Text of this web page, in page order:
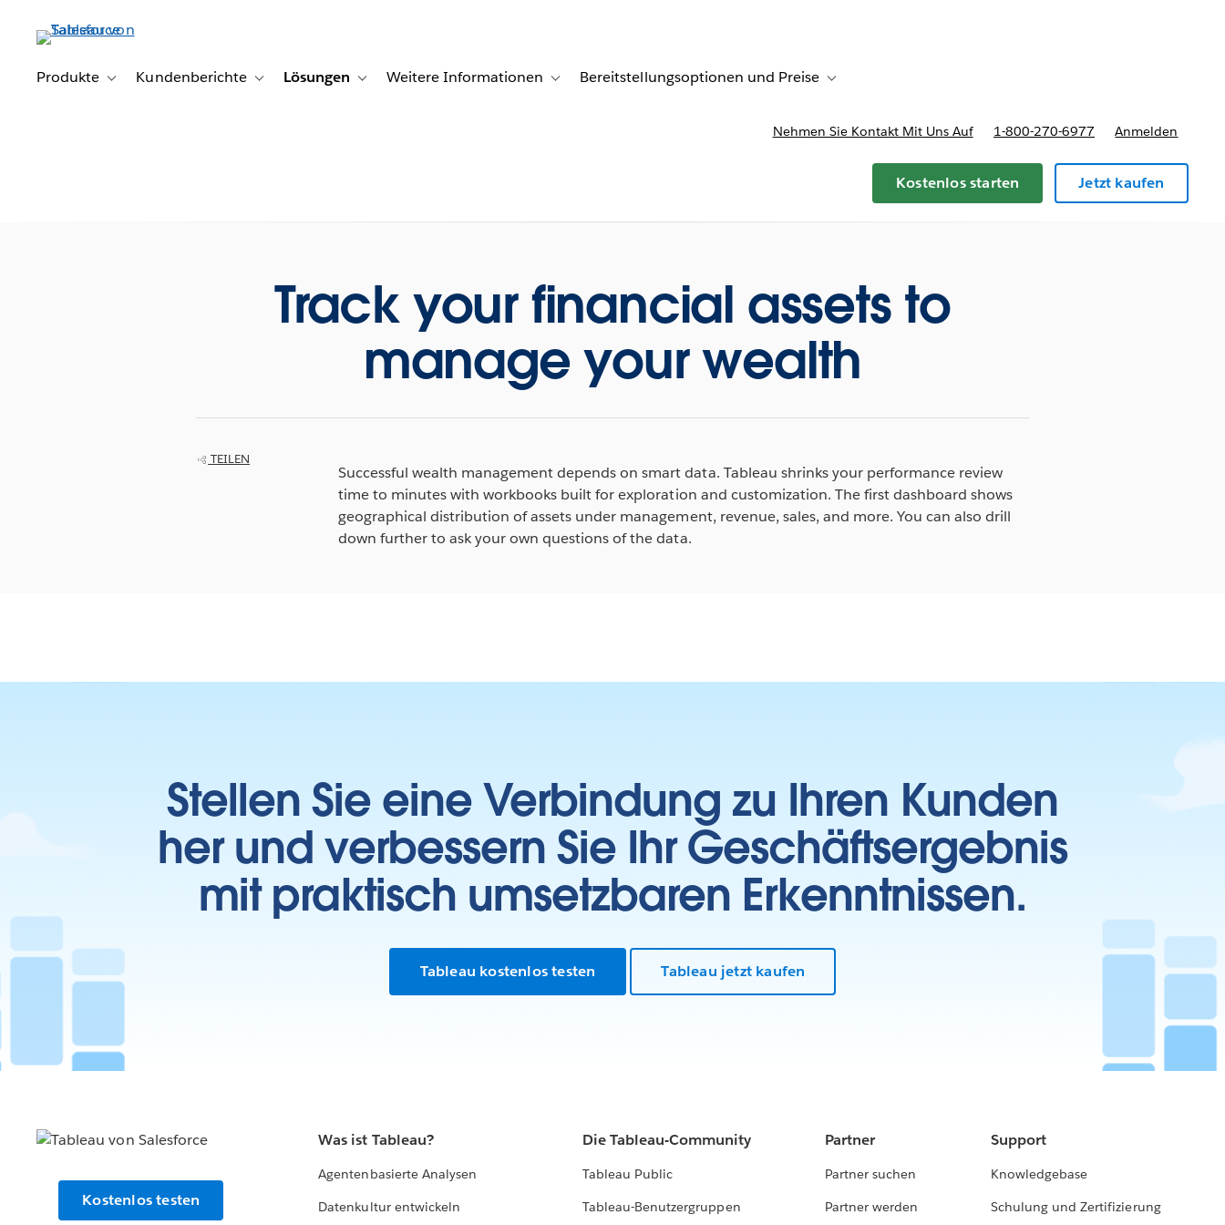
Produkte
Toggle sub-navigation for Produkte
Kundenberichte Toggle sub-navigation for Kundenberichte
Lösungen Toggle sub-navigation for Lösungen
Weitere Informationen Toggle sub-navigation for Weitere Informationen
Bereitstellungsoptionen und Preise Toggle sub-navigation for Bereitstellungsoptionen und Preise
Nehmen Sie Kontakt Mit Uns Auf 1-800-270-6977 Anmelden
Kostenlos starten Jetzt kaufen
Track your financial assets to
manage your wealth
TEILEN
Successful wealth management depends on smart data. Tableau shrinks your performance review
time to minutes with workbooks built for exploration and customization. The first dashboard shows
geographical distribution of assets under management, revenue, sales, and more. You can also drill
down further to ask your own questions of the data.
Stellen Sie eine Verbindung zu Ihren Kunden
her und verbessern Sie Ihr Geschäftsergebnis
mit praktisch umsetzbaren Erkenntnissen.
Tableau kostenlos testen Tableau jetzt kaufen
Kostenlos testen
Was ist Tableau?
Agentenbasierte Analysen
Datenkultur entwickeln
Die Tableau-Community
Tableau Public
Tableau-Benutzergruppen
Partner
Partner suchen
Partner werden
Support
Knowledgebase
Schulung und Zertifizierung